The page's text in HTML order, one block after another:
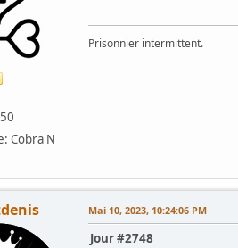
Cobra N
Prisonnier intermittent.
Mai 10, 2023, 10:24:06 PM
Jour #2748